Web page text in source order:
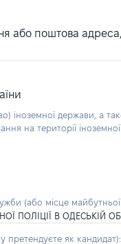
або поштова
іноземної держави, а
на території
(або місце
ПОЛІЦІЇ В ОДЕСЬКІЙ
претендуєте як кандидат):